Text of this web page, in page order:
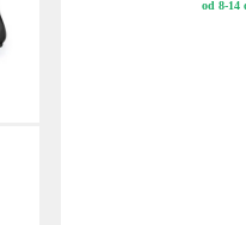
od 8-14